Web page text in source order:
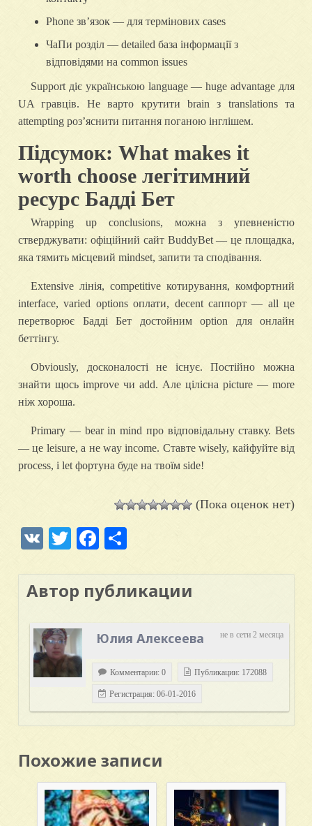
Phone зв’язок — для термінових cases
ЧаПи розділ — detailed база інформації з
відповідями на common issues
Support діє українською language — huge advantage для
UA гравців. Не варто крутити brain з translations та
attempting роз’яснити питання поганою інглішем.
Підсумок: What makes it
worth choose легітимний
ресурс Бадді Бет
Wrapping up conclusions, можна з упевненістю
стверджувати: офіційний сайт BuddyBet — це площадка,
яка тямить місцевий mindset, запити та сподівання.
Extensive лінія, competitive котирування, комфортний
interface, varied options оплати, decent саппорт — all це
перетворює Бадді Бет достойним option для онлайн
беттінгу.
Obviously, досконалості не існує. Постійно можна
знайти щось improve чи add. Але цілісна picture — more
ніж хороша.
Primary — bear in mind про відповідальну ставку. Bets
— це leisure, а не way income. Ставте wisely, кайфуйте від
process, і let фортуна буде на твоїм side!
(Пока оценок нет)
VK TwitterFacebook
Автор публикации
не в сети 2 месяца
Юлия Алексеева
Комментарии: 0 Публикации: 172088
Регистрация: 06-01-2016
Похожие записи